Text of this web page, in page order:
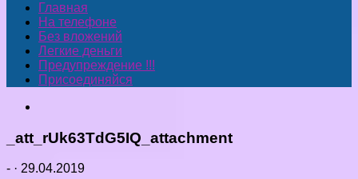
Главная
На телефоне
Без вложений
Легкие деньги
Предупреждение !!!
Присоединяйся
_att_rUk63TdG5IQ_attachment
- · 29.04.2019